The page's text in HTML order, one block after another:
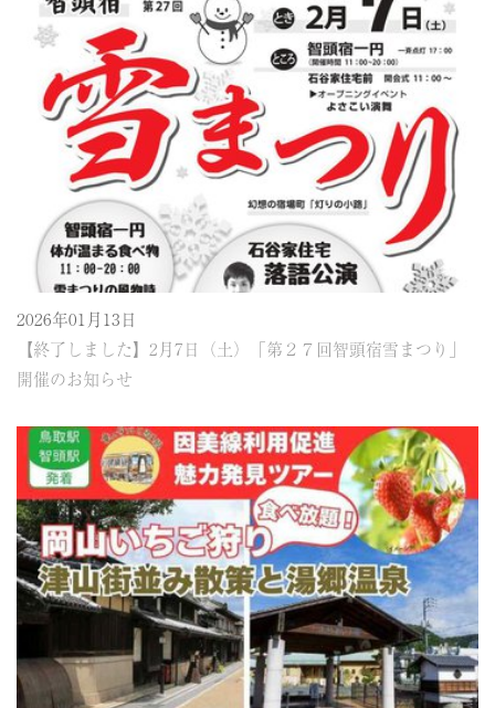
2026年01月13日
【終了しました】2月7日（土）「第２７回智頭宿雪まつり」
開催のお知らせ